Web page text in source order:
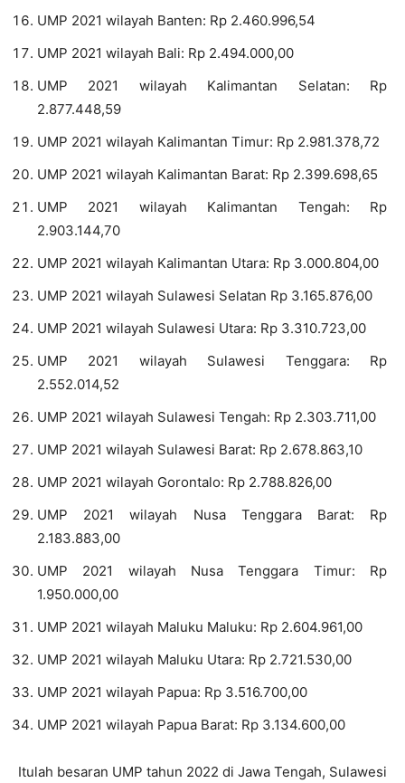
UMP 2021 wilayah Banten: Rp 2.460.996,54
UMP 2021 wilayah Bali: Rp 2.494.000,00
UMP 2021 wilayah Kalimantan Selatan: Rp
2.877.448,59
UMP 2021 wilayah Kalimantan Timur: Rp 2.981.378,72
UMP 2021 wilayah Kalimantan Barat: Rp 2.399.698,65
UMP 2021 wilayah Kalimantan Tengah: Rp
2.903.144,70
UMP 2021 wilayah Kalimantan Utara: Rp 3.000.804,00
UMP 2021 wilayah Sulawesi Selatan Rp 3.165.876,00
UMP 2021 wilayah Sulawesi Utara: Rp 3.310.723,00
UMP 2021 wilayah Sulawesi Tenggara: Rp
2.552.014,52
UMP 2021 wilayah Sulawesi Tengah: Rp 2.303.711,00
UMP 2021 wilayah Sulawesi Barat: Rp 2.678.863,10
UMP 2021 wilayah Gorontalo: Rp 2.788.826,00
UMP 2021 wilayah Nusa Tenggara Barat: Rp
2.183.883,00
UMP 2021 wilayah Nusa Tenggara Timur: Rp
1.950.000,00
UMP 2021 wilayah Maluku Maluku: Rp 2.604.961,00
UMP 2021 wilayah Maluku Utara: Rp 2.721.530,00
UMP 2021 wilayah Papua: Rp 3.516.700,00
UMP 2021 wilayah Papua Barat: Rp 3.134.600,00
Itulah besaran UMP tahun 2022 di Jawa Tengah, Sulawesi